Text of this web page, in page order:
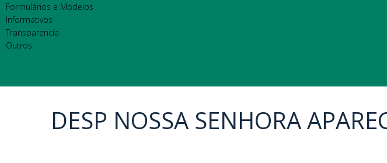
Formulários e Modelos
Informativos
Transparencia
Outros
DESP NOSSA SENHORA